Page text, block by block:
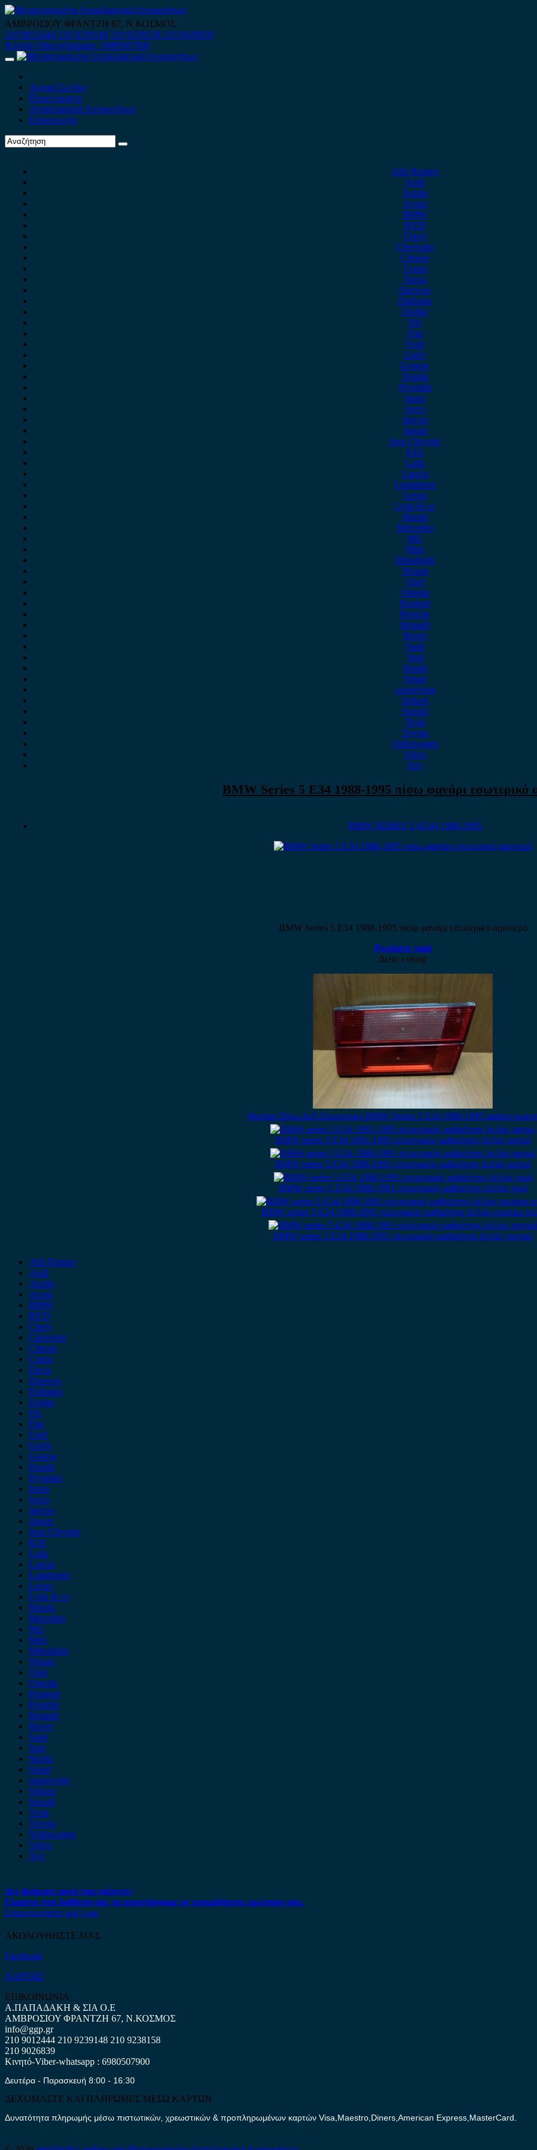
Skip
to
content
ΑΜΒΡΟΣΙΟΥ ΦΡΑΝΤΖΗ 67, Ν.ΚΟΣΜΟΣ
210 9012444 210 9239148 210 9238158 210 9026839
Κινητό-Viber-whatsapp : 6980507900
Primary
Αρχική Σελίδα
Ποιοί είμαστε
Ανταλλακτικά Αυτοκινήτων
Επικοινωνία
Alfa Romeo
Audi
Austin
Acura
BMW
BYD
Chery
Chevrolet
Citroen
Cupra
Dacia
Daewoo
Daihatsu
Dodge
DS
Fiat
Ford
Geely
Gonow
Honda
Hyundai
Isuzu
iveco
Jaecoo
Jaguar
Jeep Chrysler
KIA
Lada
Lancia
Leapmotor
Lexus
Lynk & co
Mazda
Mercedes
MG
Mini
Mitsubishi
Nissan
Opel
Omoda
Peugeot
Porsche
Renault
Rover
Saab
Seat
Skoda
Smart
ssangyong
Subaru
Suzuki
Tesla
Toyota
Volkswagen
Volvo
Xev
BMW Series 5 E34 1988-1995 πίσω φανάρι εσωτερικό
BMW SERIES 5 (E34) 1988-1995
BMW Series 5 E34 1988-1995 πίσω φανάρι εσωτερικό αριστερό
Ρωτήστε τιμή
Δείτε επίσης
Φανάρι Πίσω Δεξί Εσωτερικό BMW Series 5 E34 1988-1995 station
BMW series 5 E34 1991-1995 ηλεκτρικός καθρέπτης δεξιός ασημί
BMW series 5 E34 1988-1991 ηλεκτρικός καθρέπτης δεξιός ασημί
BMW series 5 E34 1988-1991 ηλεκτρικός καθρέπτης δεξιός γκρί
BMW series 5 E34 1988-1991 ηλεκτρικός καθρέπτης δεξιός σκούρο
BMW series 5 E34 1988-1991 ηλεκτρικός καθρέπτης δεξιός ποντικί
Alfa Romeo
Audi
Austin
Acura
BMW
BYD
Chery
Chevrolet
Citroen
Cupra
Dacia
Daewoo
Daihatsu
Dodge
DS
Fiat
Ford
Geely
Gonow
Honda
Hyundai
Isuzu
iveco
Jaecoo
Jaguar
Jeep Chrysler
KIA
Lada
Lancia
Leapmotor
Lexus
Lynk & co
Mazda
Mercedes
MG
Mini
Mitsubishi
Nissan
Opel
Omoda
Peugeot
Porsche
Renault
Rover
Saab
Seat
Skoda
Smart
ssangyong
Subaru
Suzuki
Tesla
Toyota
Volkswagen
Volvo
Xev
Δεν βρήκατε αυτό που ψάχνετε;
Είμαστε στη διάθεση σας να απαντήσουμε σε οποιαδήποτε ερώτηση σας.
Επικοινωνήστε μαζί μας
ΑΚΟΛΟΥΘΗΣΤΕ ΜΑΣ
Facebook
ΧΑΡΤΗΣ
ΕΠΙΚΟΙΝΩΝΙΑ
Α.ΠΑΠΑΔΑΚΗ & ΣΙΑ Ο.Ε
ΑΜΒΡΟΣΙΟΥ ΦΡΑΝΤΖΗ 67, Ν.ΚΟΣΜΟΣ
info@ggp.gr
210 9012444 210 9239148 210 9238158
210 9026839
Κινητό-Viber-whatsapp : 6980507900
Δευτέρα - Παρασκευή 8:00 - 16:30
ΔΕΧΟΜΑΣΤΕ ΚΑΙ ΠΛΗΡΩΜΕΣ ΜΕΣΩ ΚΑΡΤΩΝ
Δυνατότητα πληρωμής μέσω πιστωτικών, χρεωστικών & προπληρωμένων καρτών Visa,Maestro,Diners,American Express,MasterCard.